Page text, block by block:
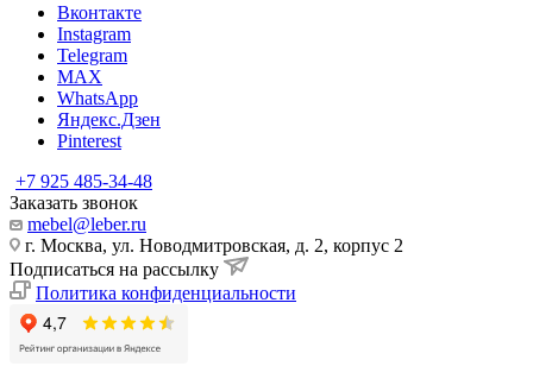
Вконтакте
Instagram
Telegram
MAX
WhatsApp
Яндекс.Дзен
Pinterest
+7 925 485-34-48
Заказать звонок
mebel@leber.ru
г. Москва, ул. Новодмитровская, д. 2, корпус 2
Подписаться на рассылку
Политика конфиденциальности